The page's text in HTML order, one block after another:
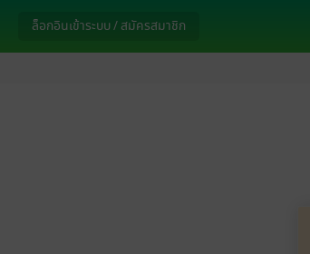
ล็อกอินเข้าระบบ / สมัครสมาชิก